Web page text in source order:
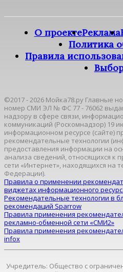
О проектеРеклама
Политика
Правила
©2017 - 2026 Мойка78.ру Главные
номер СМИ ЭЛ № ФС 77 - 76062
надзору в сфере связи,
коммуникаций (Роскомнадзор) 19
информационном ресурсе (сайте)
рекомендательные технологии
предоставления информации на
анализа сведений, относящихся к
сети «Интернет», находящихся на
Федерации).
Правила о применении
виджетах информационного
Рекомендательные технологии в
рекомендаций Sparrow
Правила применения
рекламно-обменной сети «СМИ2»
Правила применения
infox
Учредитель: Общество с